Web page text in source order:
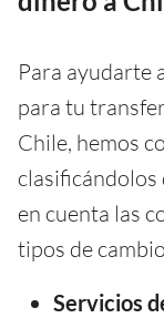
Para ayudarte
para tu
Chile, hemos
clasificándolos
en cuenta las
tipos de
Servicios